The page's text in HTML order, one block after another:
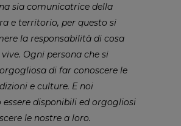
sia comunicatrice della
e territorio, per questo si
la responsabilità di cosa
Ogni persona che si
di far conoscere le
e culture. E noi
disponibili ed orgogliosi
le nostre a loro.